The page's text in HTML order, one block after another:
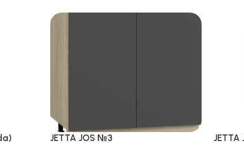
JETTA JOS №3